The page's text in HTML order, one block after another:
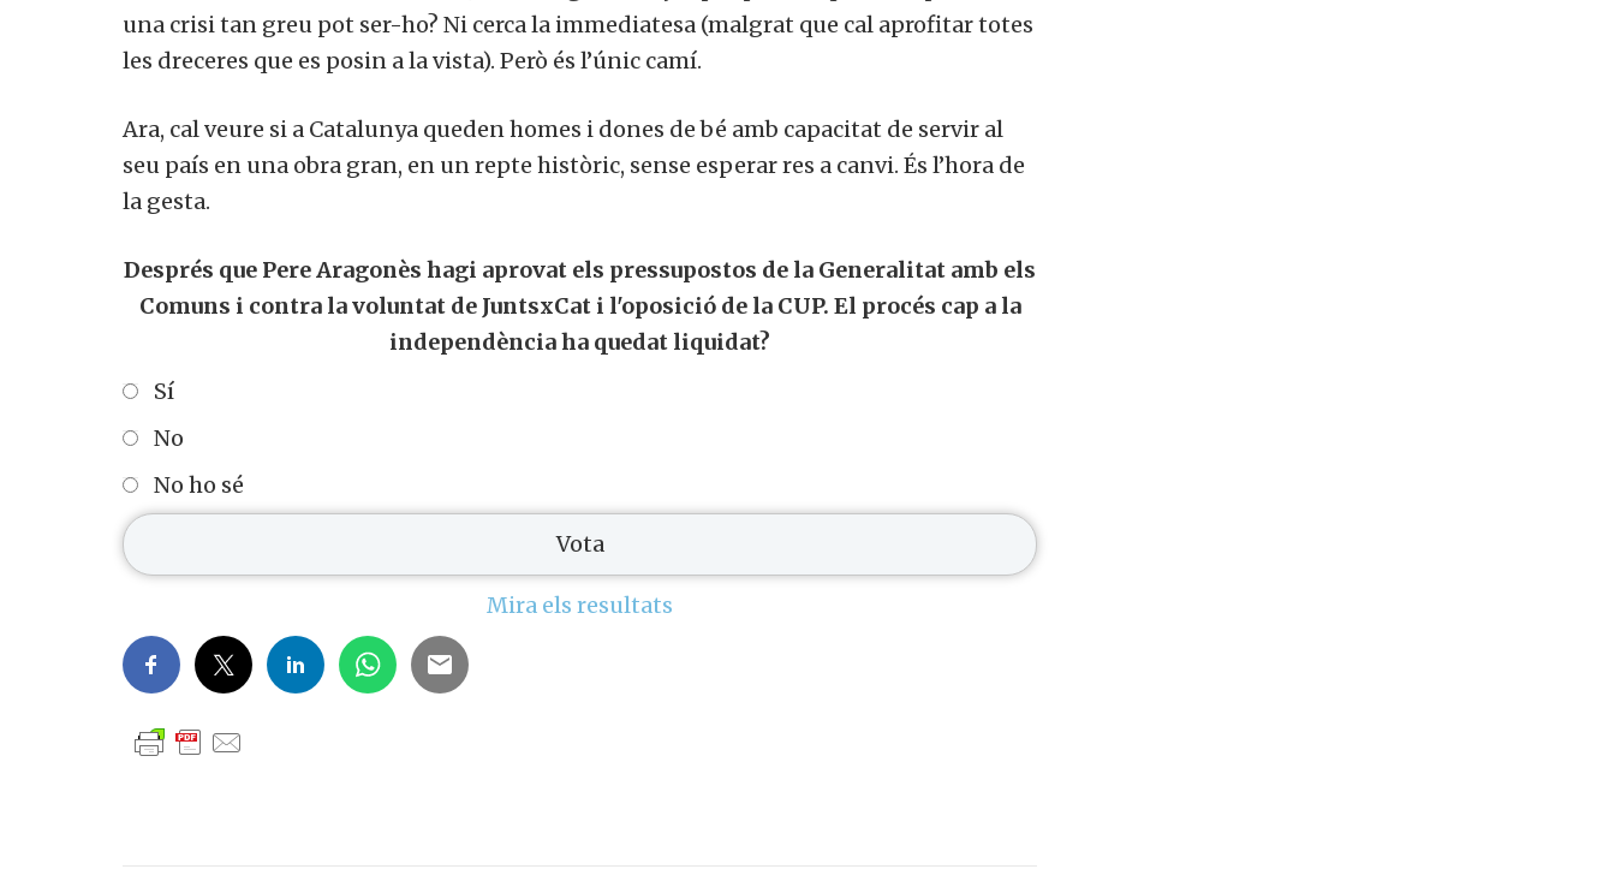
una crisi tan greu pot ser-ho? Ni cerca la immediatesa (malgrat que cal aprofitar totes
les dreceres que es posin a la vista). Però és l’únic camí.
Ara, cal veure si a Catalunya queden homes i dones de bé amb capacitat de servir al
seu país en una obra gran, en un repte històric, sense esperar res a canvi. És l’hora de
la gesta.
Després que Pere Aragonès hagi aprovat els pressupostos de la Generalitat amb els
Comuns i contra la voluntat de JuntsxCat i l'oposició de la CUP. El procés cap a la
independència ha quedat liquidat?
Sí
No
No ho sé
Mira els resultats